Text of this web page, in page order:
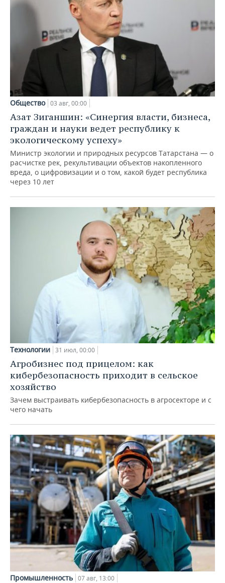
Общество 03 авг, 00:00
Азат Зиганшин: «Синергия власти, бизнеса,
граждан и науки ведет республику к
экологическому успеху»
Министр экологии и природных ресурсов Татарстана — о
расчистке рек, рекультивации объектов накопленного
вреда, о цифровизации и о том, какой будет республика
через 10 лет
Технологии 31 июл, 00:00
Агробизнес под прицелом: как
кибербезопасность приходит в сельское
хозяйство
Зачем выстраивать кибербезопасность в агросекторе и с
чего начать
Промышленность 07 авг, 13:00